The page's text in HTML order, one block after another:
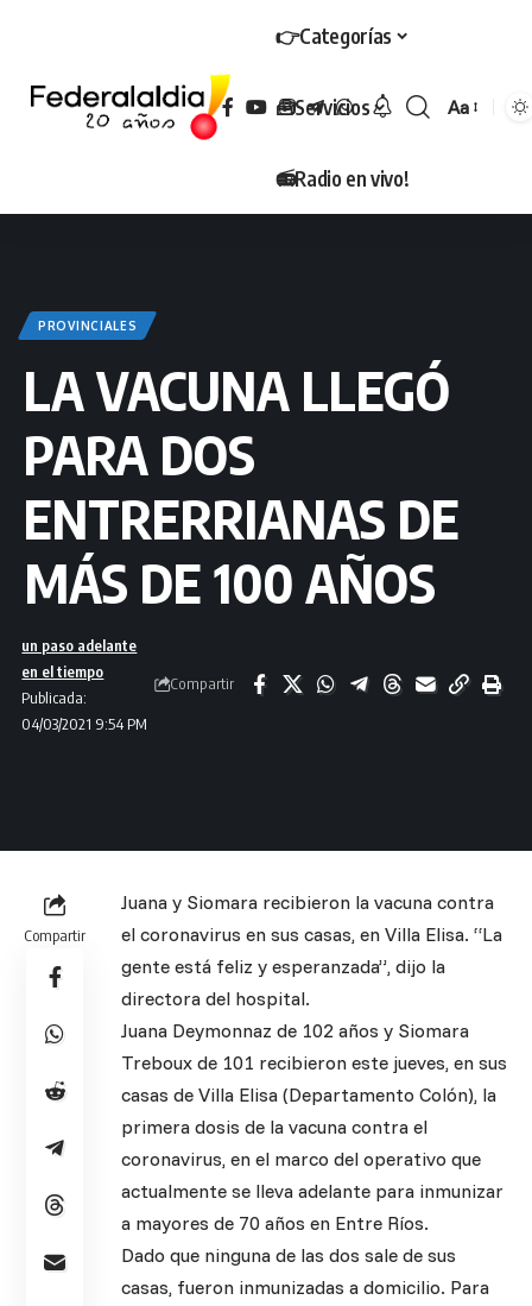
👉Categorías
🧰Servicios
📻Radio en vivo!
Tamaño
Aa
PROVINCIALES
LA VACUNA LLEGÓ
PARA DOS
ENTRERRIANAS DE
MÁS DE 100 AÑOS
Publicada:
04/03/2021 9:54 PM
un paso adelante
en el tiempo
Compartir
Compartir
Juana y Siomara recibieron la vacuna contra
el coronavirus en sus casas, en Villa Elisa. “La
gente está feliz y esperanzada”, dijo la
directora del hospital.
Juana Deymonnaz de 102 años y Siomara
Treboux de 101 recibieron este jueves, en sus
casas de Villa Elisa (Departamento Colón), la
primera dosis de la vacuna contra el
coronavirus, en el marco del operativo que
actualmente se lleva adelante para inmunizar
a mayores de 70 años en Entre Ríos.
Dado que ninguna de las dos sale de sus
casas, fueron inmunizadas a domicilio. Para